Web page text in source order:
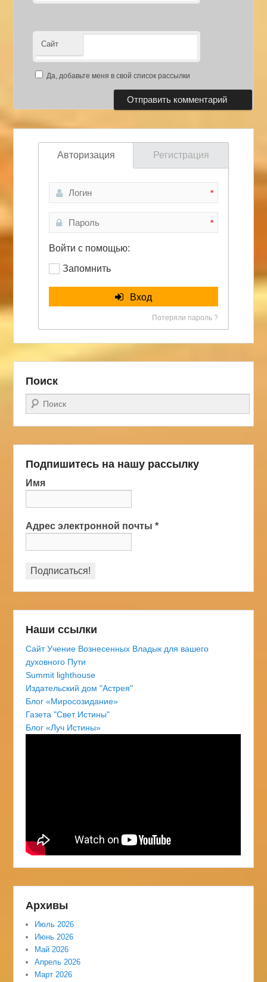
Сайт
Да, добавьте меня в свой список рассылки
Авторизация Регистрация
*
*
Войти с помощью:
Запомнить
Вход
Потеряли пароль ?
Поиск
Поиск
Подпишитесь на нашу рассылку
Имя
Адрес электронной почты*
Наши ссылки
Сайт Учение Вознесенных Владык для вашего
духовного Пути
Summit lighthouse
Издательский дом "Астрея"
Блог «Миросозидание»
Газета "Свет Истины"
Блог «Луч Истины»
Архивы
Июль 2026
Июнь 2026
Май 2026
Апрель 2026
Март 2026